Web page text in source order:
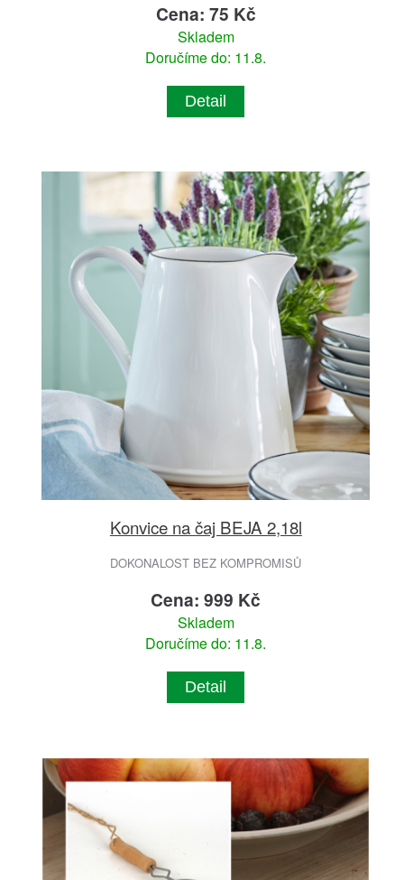
Cena: 75 Kč
Skladem
Doručíme do: 11.8.
Detail
Konvice na čaj BEJA 2,18l
DOKONALOST BEZ KOMPROMISŮ
Cena: 999 Kč
Skladem
Doručíme do: 11.8.
Detail